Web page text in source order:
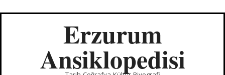
Erzurum
Ansiklopedisi